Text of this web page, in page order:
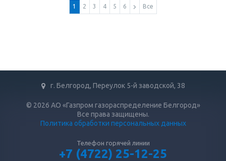
1 2 3 4 5 6 Все
г. Белгород, Переулок 5-й заводской, 38
© 2026 АО «Газпром газораспределение Белгород»
Все права защищены.
Политика обработки персональных данных
Телефон горячей линии
+7 (4722) 25-12-25